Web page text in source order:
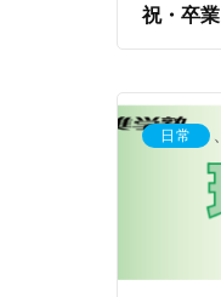
祝・卒業
日常 、